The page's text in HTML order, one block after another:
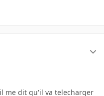
me dit qu'il va telecharger